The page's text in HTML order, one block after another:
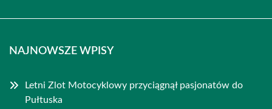
NAJNOWSZE WPISY
Letni Zlot Motocyklowy przyciągnął pasjonatów do
Pułtuska